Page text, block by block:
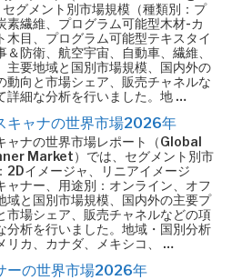
グメント別市場規模（種類別：プ
素繊維、プログラム可能型木材-カ
木目、プログラム可能型テキスタイ
＆防衛、航空宇宙、自動車、繊維、
主要地域と国別市場規模、国内外の
動向と市場シェア、販売チャネルな
詳細な分析を行いました。地 …
キャナの世界市場2026年
ャナの世界市場レポート（Global
Market）では、セグメント別市
2Dイメージャ、リニアイメージ
ャナー、用途別：オンライン、オフ
域と国別市場規模、国内外の主要プ
市場シェア、販売チャネルなどの項
分析を行いました。地域・国別分析
リカ、カナダ、メキシコ、 …
ーの世界市場2026年